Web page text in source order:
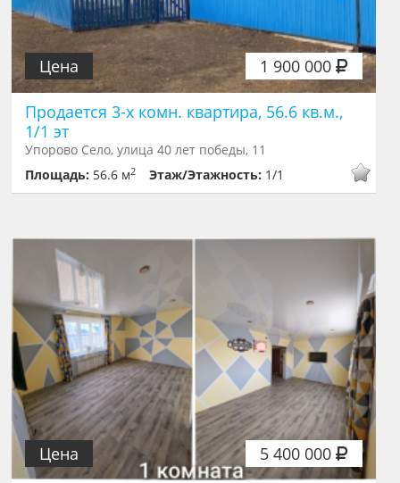
1 900 000
Цена
Продается 3-х комн. квартира, 56.6 кв.м.,
1/1 эт
Упорово Село, улица 40 лет победы, 11
Площадь: 56.6 м2 Этаж/Этажность: 1/1
5 400 000
Цена